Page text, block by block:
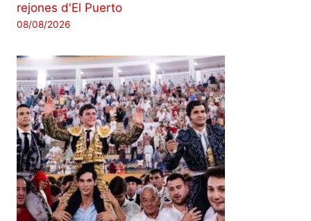
rejones d'El Puerto
08/08/2026